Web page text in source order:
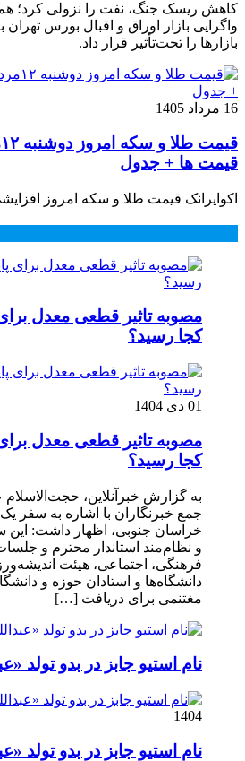
کاهش ریسک جنگ، نفت را نزولی کرد؛
واگرایی بازار اوراق و اقبال بورس
بازارها را تحت‌تأثیر قرار داد.
16 مرداد 1405
قیمت ها + جدول
اکوایرانک قیمت طلا و سکه امروز
کجا رسید؟
01 دی 1404
کجا رسید؟
به گزارش خبرآنلاین،
جمع خبرنگاران با اشاره به سفر
خراسان جنوبی، اظهار داشت: این
و نظام‌مند استاندار محترم و
فرهنگی، اجتماعی، هیئت
دانشگاه‌ها و استادان حوزه و
مغتنمی برای دریافت […]
نام استیو جابز در بدو تولد
1404
نام استیو جابز در بدو تولد